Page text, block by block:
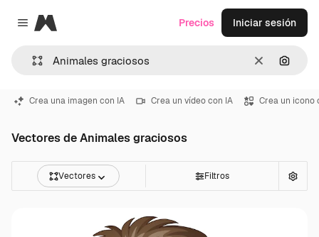
Close menu
Magnific
Borrar
Precios Iniciar sesión
Crea una imagen con IA Crea un vídeo con IA Crea un icono
Vectores de Animales graciosos
Vectores Filtros